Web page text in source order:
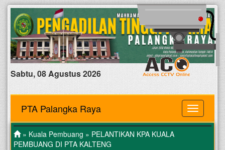
Sabtu, 08 Agustus 2026
MENU
PTA Palangka Raya
» Kuala Pembuang » PELANTIKAN KPA KUALA
PEMBUANG DI PTA KALTENG